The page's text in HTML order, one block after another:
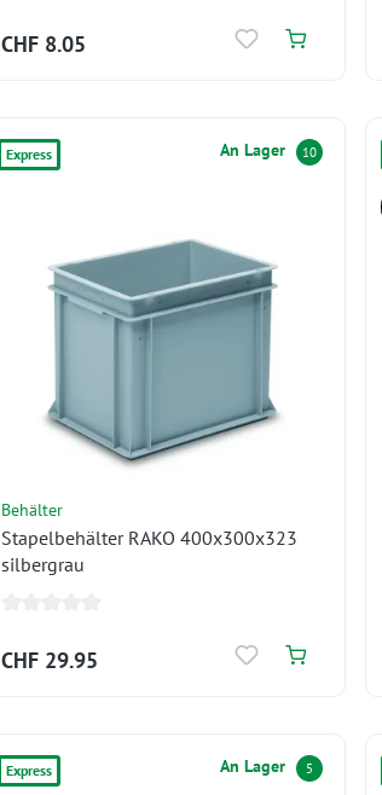
CHF 8.05
Express An Lager 10
Behälter
Stapelbehälter RAKO 400x300x323
silbergrau
CHF 29.95
Express An Lager 5